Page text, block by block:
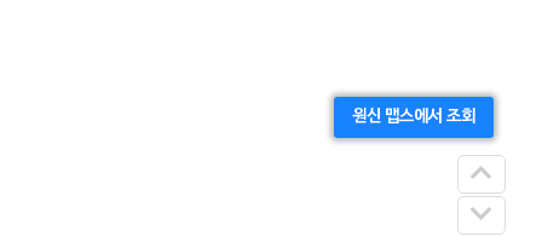
원신 맵스에서 조회